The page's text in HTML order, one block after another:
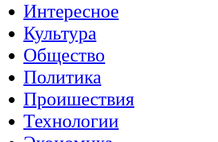
Интересное
Культура
Общество
Политика
Проишествия
Технологии